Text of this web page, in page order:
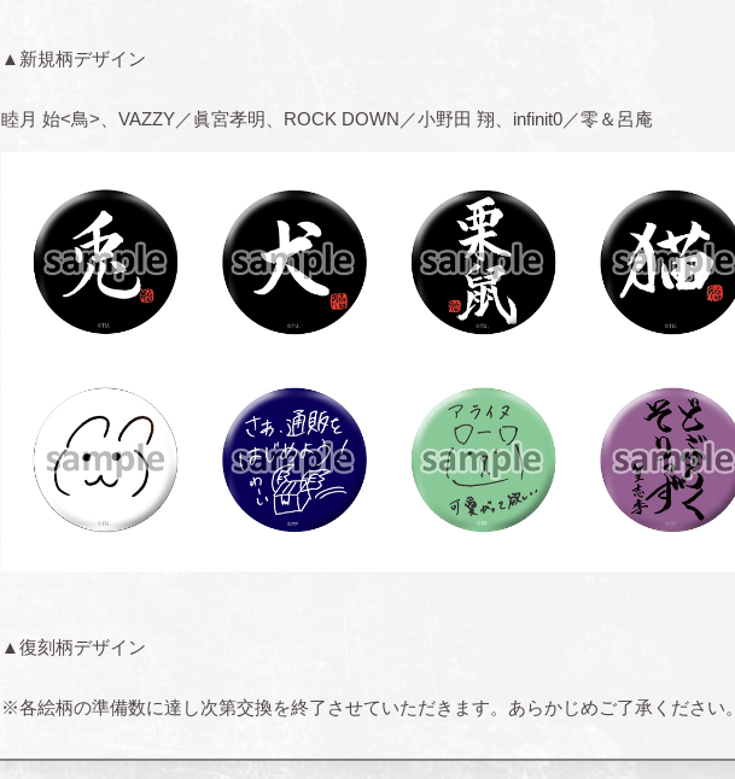
▲新規柄デザイン
睦月 始<鳥>、VAZZY／眞宮孝明、ROCK DOWN／小野田 翔、infinit0／零＆呂庵
▲復刻柄デザイン
※各絵柄の準備数に達し次第交換を終了させていただきます。あらかじめご了承ください。